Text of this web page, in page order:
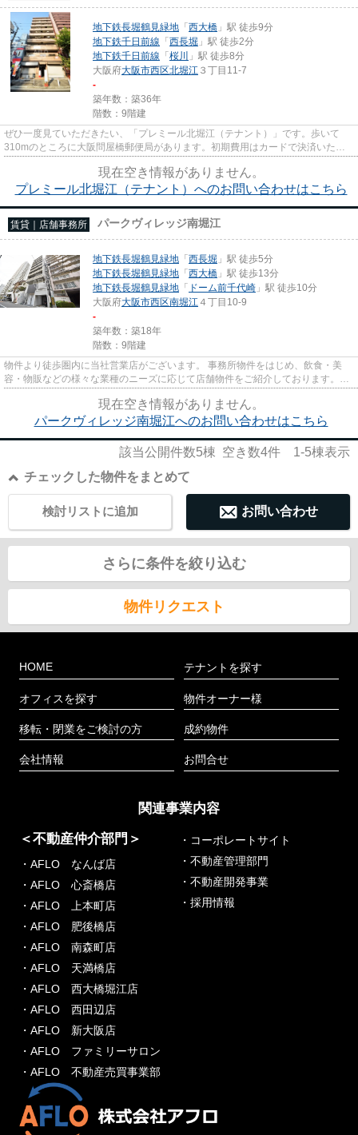
地下鉄長堀鶴見緑地 「西大橋 」駅 徒歩9分
地下鉄千日前線 「西長堀 」駅 徒歩2分
地下鉄千日前線 「桜川
」駅 徒歩8分
大阪府大阪市西区北堀江 ３丁目11-7
-
築年数：築36年
階数：9階建
ぜひ一度見ていただきたい、「プレミール北堀江（テナント）」です。歩いて
310mのところに大阪問屋橋郵便局があります。初期費用はカードで決済いただ
けます。駐車場までの距離は300m...
現在空き情報がありません。
プレミール北堀江（テナント）へのお問い合わせはこちら
賃貸｜店舗事務所 パークヴィレッジ南堀江
地下鉄長堀鶴見緑地 「西長堀 」駅 徒歩5分
地下鉄長堀鶴見緑地 「西大橋 」駅 徒歩13分
地下鉄長堀鶴見緑地 「 ドーム前千代崎 」駅 徒歩10分
大阪府大阪市西区南堀江 ４丁目10-9
-
築年数：築18年
階数：9階建
物件より徒歩圏内に当社営業店がございます。 事務所物件をはじめ、飲食・美
容・物販などの様々な業種のニーズに応じて店舗物件をご紹介しております。
尚、弊社ではおとり広告は一切...
現在空き情報がありません。
パークヴィレッジ南堀江へのお問い合わせはこちら
該当公開件数5棟 空き数4件 1-5棟表示
チェックした物件をまとめて
お問い合わせ
検討リストに追加
さらに条件を絞り込む
物件リクエスト
HOME
オフィスを探す
移転・閉業をご検討の方
会社情報
テナントを探す
物件オーナー様
成約物件
お問合せ
関連事業内容
＜不動産仲介部門＞
・AFLO なんば店
・AFLO 心斎橋店
・AFLO 上本町店
・AFLO 肥後橋店
・AFLO 南森町店
・AFLO 天満橋店
・AFLO 西大橋堀江店
・AFLO 西田辺店
・AFLO 新大阪店
・AFLO ファミリーサロン
・AFLO 不動産売買事業部
・コーポレートサイト
・不動産管理部門
・不動産開発事業
・採用情報